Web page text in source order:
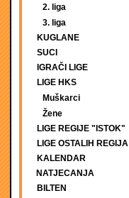
2. liga
3. liga
KUGLANE
SUCI
IGRAČI LIGE
LIGE HKS
Muškarci
Žene
LIGE REGIJE "ISTOK"
LIGE OSTALIH REGIJA
KALENDAR
NATJECANJA
BILTEN